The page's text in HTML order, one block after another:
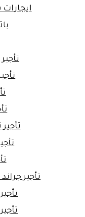
تأجير H1 للرحلات العائلية
تأجير